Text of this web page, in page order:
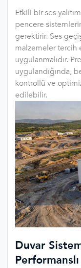
Etkili bir ses
pencere
gerektirir. Ses
malzemeler tercih
uygulanmalıdır.
uygulandığında,
kontrollü ve
edilebilir.
Duvar